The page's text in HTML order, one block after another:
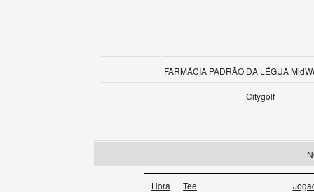
FARMÁCIA PADRÃO DA LÉGUA
Citygolf
Hora Tee